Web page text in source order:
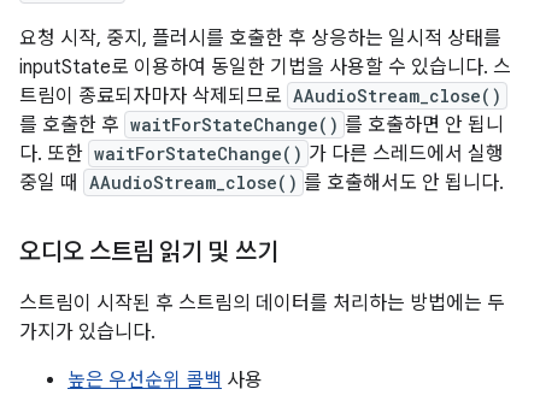
요청 시작, 중지, 플러시를 호출한 후 상응하는 일시적 상태를
inputState로 이용하여 동일한 기법을 사용할 수 있습니다. 스
트림이 종료되자마자 삭제되므로 AAudioStream_close()
를 호출한 후 waitForStateChange() 를 호출하면 안 됩니
다. 또한 waitForStateChange() 가 다른 스레드에서 실행
중일 때
AAudioStream_close() 를 호출해서도 안 됩니다.
오디오 스트림 읽기 및 쓰기
스트림이 시작된 후 스트림의 데이터를 처리하는 방법에는 두
가지가 있습니다.
높은 우선순위 콜백 사용